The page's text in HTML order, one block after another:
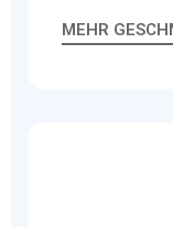
MEHR